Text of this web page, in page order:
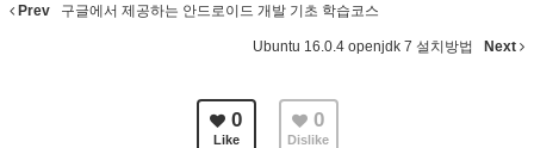
Prev 구글에서 제공하는 안드로이드 개발 기초 학습코스
Ubuntu 16.0.4 openjdk 7 설치방법 Next
0
Like
0
Dislike